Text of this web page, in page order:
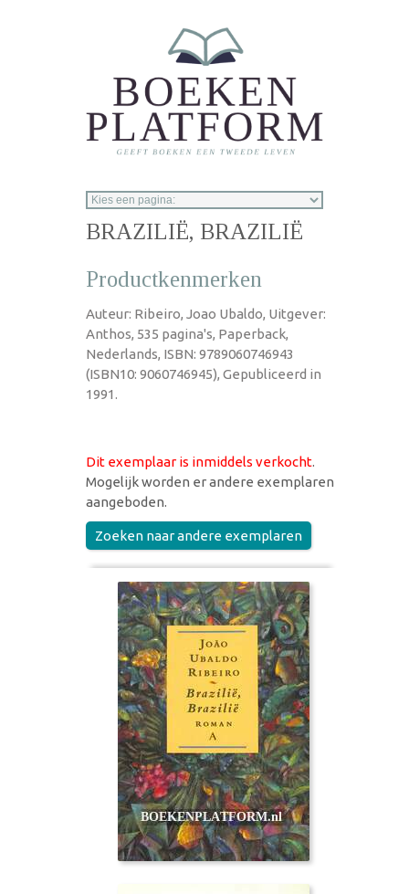
BRAZILIË, BRAZILIË
Productkenmerken
Auteur: Ribeiro, Joao Ubaldo, Uitgever:
Anthos, 535 pagina's, Paperback,
Nederlands, ISBN: 9789060746943
(ISBN10: 9060746945), Gepubliceerd in
1991.
Dit exemplaar is inmiddels verkocht.
Mogelijk worden er andere exemplaren
aangeboden.
Zoeken naar andere exemplaren